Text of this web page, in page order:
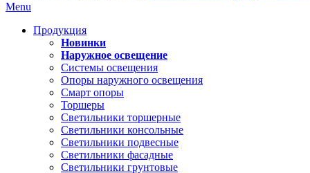
Menu
Продукция
Новинки
Наружное освещение
Системы освещения
Опоры наружного освещения
Смарт опоры
Торшеры
Светильники торшерные
Светильники консольные
Светильники подвесные
Светильники фасадные
Светильники грунтовые